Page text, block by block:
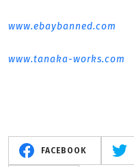
www.ebaybanned.com
www.tanaka-works.com
FACEBOOK